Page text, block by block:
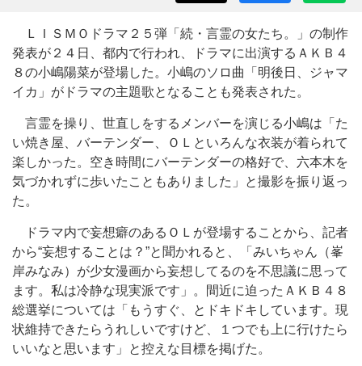
ＬＩＳＭＯドラマ２５弾「続・言霊の女たち。」の制作
発表が２４日、都内で行われ、ドラマに出演するＡＫＢ４
８の小嶋陽菜が登場した。小嶋のソロ曲「明後日、ジャマ
イカ」がドラマの主題歌となることも発表された。
言霊を操り、世直しをするメンバーを演じる小嶋は「た
い焼き屋、バーテンダー、ＯＬといろんな衣装が着られて
楽しかった。空き時間にバーテンダーの格好で、六本木を
気づかれずに歩いたこともありました」と撮影を振り返っ
た。
ドラマ内で妄想癖のあるＯＬが登場することから、記者
から“妄想することは？”と聞かれると、「みいちゃん（峯
岸みなみ）が少女漫画から妄想してるのを不思議に思って
ます。私は冷静な現実派です」。間近に迫ったＡＫＢ４８
総選挙については「もうすぐ、とドキドキしています。現
状維持できたらうれしいですけど、１つでも上に行けたら
いいなと思います」と控えな目標を掲げた。